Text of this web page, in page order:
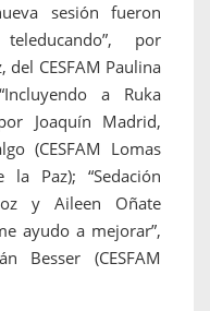
sesión fueron
por
del CESFAM Paulina
a Ruka
Joaquín Madrid,
(CESFAM Lomas
Paz); “Sedación
y Aileen Oñate
ayudo a mejorar”,
Besser (CESFAM